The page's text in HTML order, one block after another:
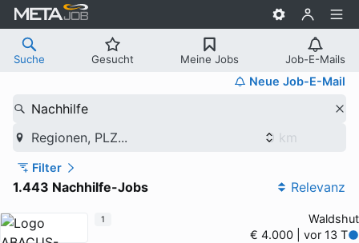
Suche Gesucht Meine Jobs Job-E-Mails
Neue Job-E-Mail
Nachhilfe
Regionen, PLZ...
Filter
1.443 Nachhilfe-Jobs Relevanz
Waldshut
€ 4.000 | vor 13 T
1